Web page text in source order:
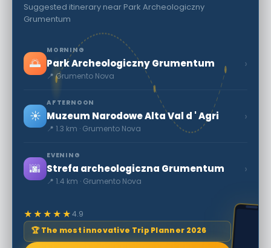
Suggested itinerary near Park Archeologiczny
Grumentum
🌅
MORNING
Park Archeologiczny Grumentum
📍 Grumento Nova
›
☀️
AFTERNOON
Muzeum Narodowe Alta Val d ' Agri
📍 1.3 km · Grumento Nova
›
🌆
EVENING
Strefa archeologiczna Grumentum
📍 1.4 km · Grumento Nova
›
★★★★★4.9
🏆 The most innovative Trip Planner 2026